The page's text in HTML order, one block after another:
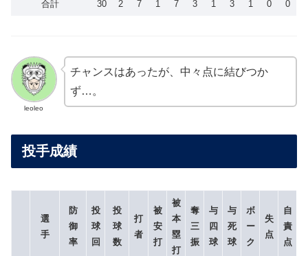
合計 30 2 7 1 7 3 1 3 1 0 0
leoleo
チャンスはあったが、中々点に結びつか
ず…。
投手成績
選
手
防
御
率
投
球
回
投
球
数
打
者
被
安
打
被
本
塁
打
奪
三
振
与
四
球
与
死
球
ボ
ー
ク
失
点
自
責
点